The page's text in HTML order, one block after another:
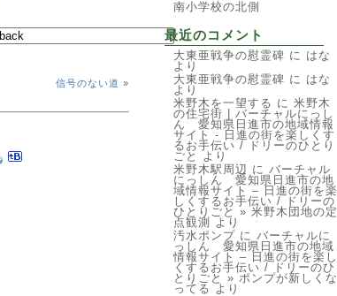
信号のない道 »
南小学校の北側
最近のコメント
大東亜戦争の慰霊碑 に はな
より
大東亜戦争の慰霊碑 に はな
より
米野木を一望する に 米野木
の住宅街 | バーチャルにっし
ん 愛知県日進市の地域情報
サイト - 日進の街を楽しくす
るお手伝い / ドリーのひとり
ごと
より
米野木駅周辺 に バーチャル
にっしん 愛知県日進市の地
域情報サイト – 日進の街を楽
しくするお手伝い / ドリーの
ひとりごと » 米野木団地の定
点観測
より
汚水ポンプに バーチャルに
っしん 愛知県日進市の地域
情報サイト – 日進の街を楽し
くするお手伝い / ドリーのひ
とりごと » ポンプが新しくな
ってる より